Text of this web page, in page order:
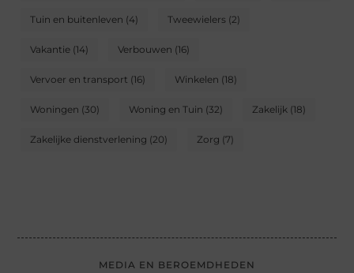
Tuin en buitenleven (4) Tweewielers (2)
Vakantie (14) Verbouwen (16)
Vervoer en transport (16) Winkelen (18)
Woningen (30) Woning en Tuin (32) Zakelijk (18)
Zakelijke dienstverlening (20) Zorg (7)
MEDIA EN BEROEMDHEDEN